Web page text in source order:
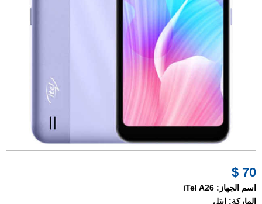
70 $
اسم الجهاز: iTel A26
الماركة: ايتل